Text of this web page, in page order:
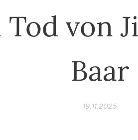
Tod von
Baar
19.11.2025